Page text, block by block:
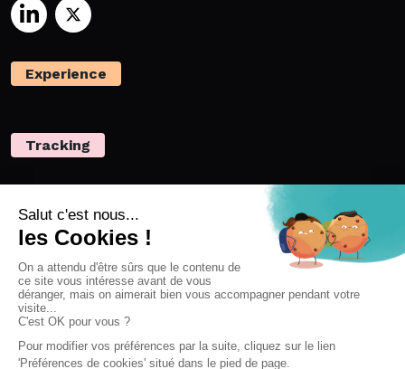
Experience
Tracking
Privacy
Ressources
Netvigie